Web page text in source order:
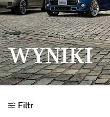
WYNIKI
Filtr